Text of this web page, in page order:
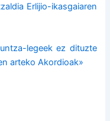
Erlijio-ikasgaiaren
legeek ez dituzte
arteko Akordioak»